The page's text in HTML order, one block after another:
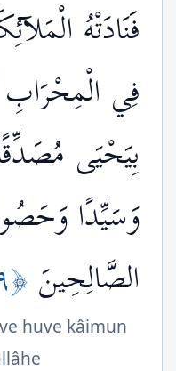
فَنَادَتْهُ
فِي الْمِحْرَابِ
بِيَحْيَى
وَسَيِّدًا
الصَّالِحِينَ ﴿٣٩﴾
huve kâimun